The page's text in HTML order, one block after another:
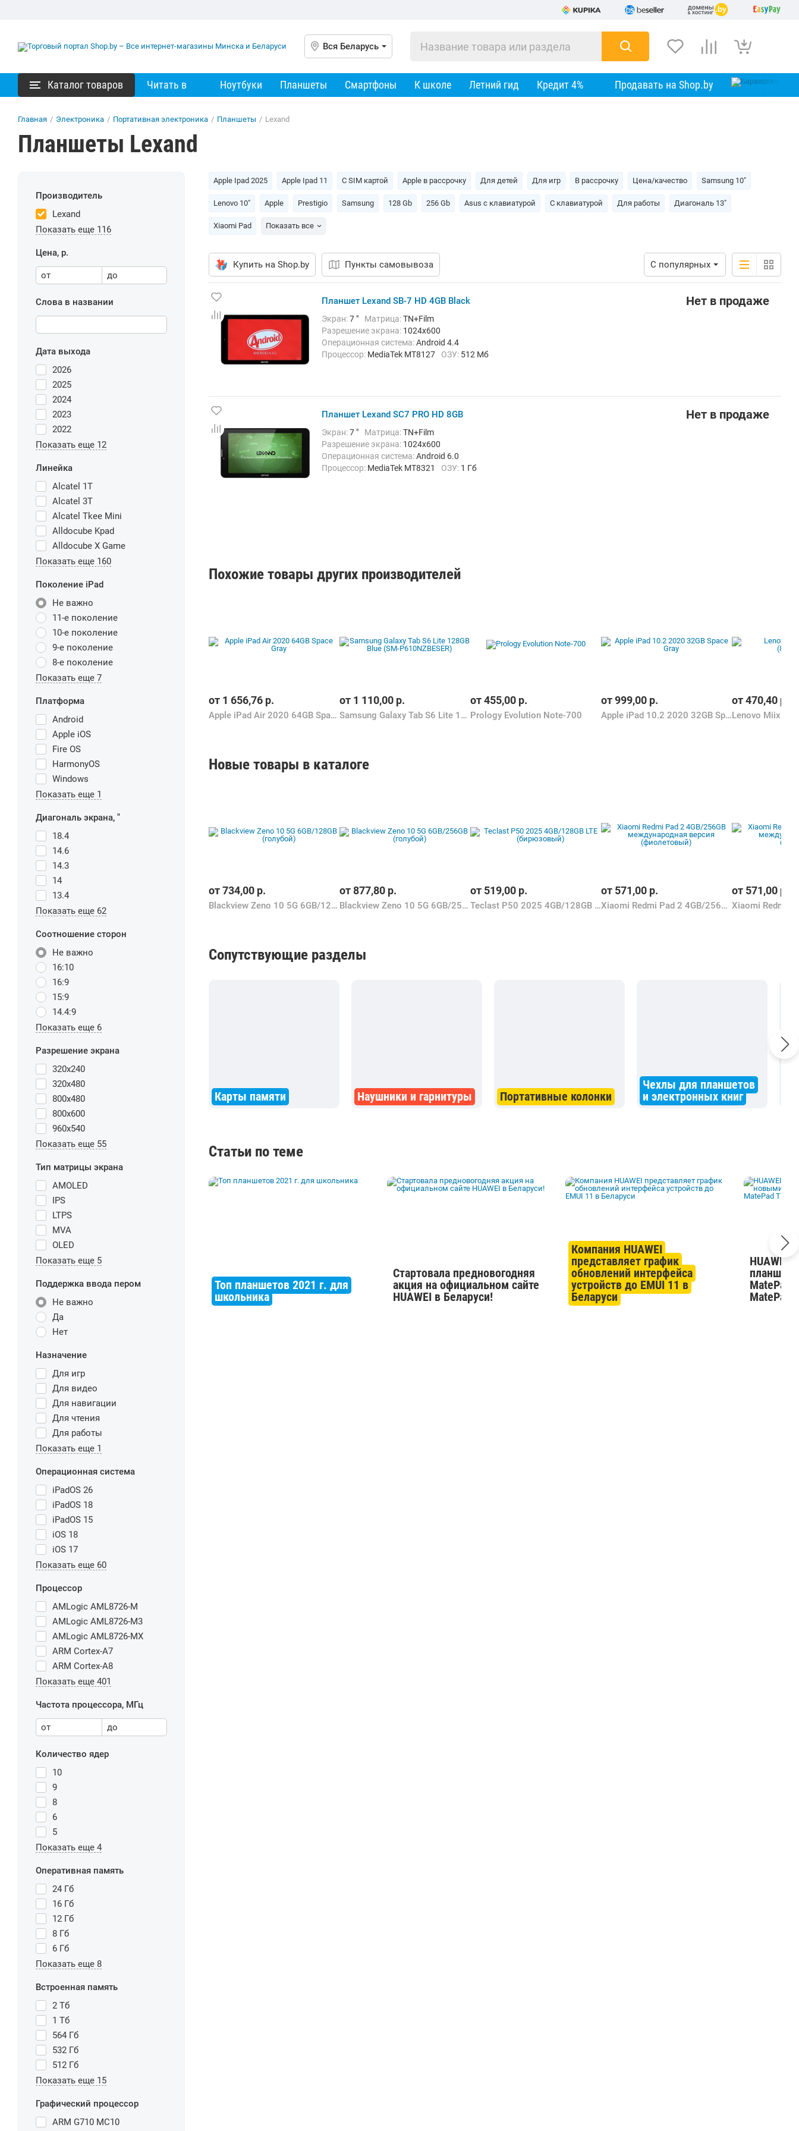
Вся Беларусь
Каталог товаров Читать в Ноутбуки Планшеты Смартфоны К школе Летний гид Кредит 4% Продавать на Shop.by
Главная / Электроника / Портативная электроника / Планшеты / Lexand
Планшеты Lexand
Производитель
Lexand
Показать еще 116
Цена, р.
от до
Слова в названии
Дата выхода
2026
2025
2024
2023
2022
Показать еще 12
Линейка
Alcatel 1T
Alcatel 3T
Alcatel Tkee Mini
Alldocube Kpad
Alldocube X Game
Показать еще 160
Поколение iPad
Не важно
11-е поколение
10-е поколение
9-е поколение
8-е поколение
Показать еще 7
Платформа
Android
Apple iOS
Fire OS
HarmonyOS
Windows
Показать еще 1
Диагональ экрана, "
18.4
14.6
14.3
14
13.4
Показать еще 62
Соотношение сторон
Не важно
16:10
16:9
15:9
14.4:9
Показать еще 6
Разрешение экрана
320x240
320x480
800x480
800x600
960x540
Показать еще 55
Тип матрицы экрана
AMOLED
IPS
LTPS
MVA
OLED
Показать еще 5
Поддержка ввода пером
Не важно
Да
Нет
Назначение
Для игр
Для видео
Для навигации
Для чтения
Для работы
Показать еще 1
Операционная система
iPadOS 26
iPadOS 18
iPadOS 15
iOS 18
iOS 17
Показать еще 60
Процессор
AMLogic AML8726-M
AMLogic AML8726-M3
AMLogic AML8726-MX
ARM Cortex-A7
ARM Cortex-A8
Показать еще 401
Частота процессора, МГц
от до
Количество ядер
10
9
8
6
5
Показать еще 4
Оперативная память
24 Гб
16 Гб
12 Гб
8 Гб
6 Гб
Показать еще 8
Встроенная память
2 Тб
1 Тб
564 Гб
532 Гб
512 Гб
Показать еще 15
Графический процессор
ARM G710 MC10
Apple Ipad 2025 Apple Ipad 11 С SIM картой Apple в рассрочку Для детей Для игр В рассрочку Цена/качество Samsung 10"
Lenovo 10" Apple Prestigio Samsung 128 Gb 256 Gb Asus c клавиатурой С клавиатурой Для работы Диагональ 13"
Xiaomi Pad Показать все
Купить на Shop.by Пункты самовывоза С популярных
Планшет Lexand SB-7 HD 4GB Black
Экран:7 " Матрица:TN+Film
Разрешение экрана: 1024х600
Операционная система:Android 4.4
Процессор: MediaTek MT8127 ОЗУ: 512 Мб
Вес:275 г
Нет в продаже
Планшет Lexand SC7 PRO HD 8GB
Экран:7 " Матрица:TN+Film
Разрешение экрана: 1024х600
Операционная система:Android 6.0
Процессор: MediaTek MT8321 ОЗУ: 1 Гб
Нет в продаже
Похожие товары других производителей
от 1 656,76 р.
Apple iPad Air 2020 64GB Space Gray
от 1 110,00 р.
Samsung Galaxy Tab S6 Lite 128GB Blue (SM-P610NZBESER)
от455,00 р.
Prology Evolution Note-700
от999,00 р.
Apple iPad 10.2 2020 32GB Space Gray
от470,40 р.
Новые товары в каталоге
от734,00 р.
Blackview Zeno 10 5G 6GB/128GB (голубой)
от877,80 р.
Blackview Zeno 10 5G 6GB/256GB (голубой)
от 519,00 р.
Teclast P50 2025 4GB/128GB LTE (бирюзовый)
от 571,00 р.
Xiaomi Redmi Pad 2 4GB/256GB международная версия (фиолетовый)
от 571,00 р.
Сопутствующие разделы
Карты памяти Наушники и гарнитуры Портативные колонки
Чехлы для планшетов
и электронных книг
Статьи по теме
Топ планшетов 2021 г. для
школьника
Стартовала предновогодняя
акция на официальном сайте
HUAWEI в Беларуси!
Компания HUAWEI
представляет график
обновлений интерфейса
устройств до EMUI 11 в
Беларуси
HUAWEI
MatePad
MatePad